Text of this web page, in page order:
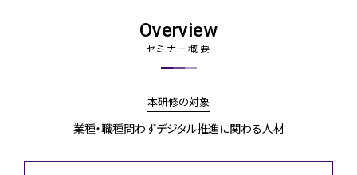
Overview
セミナー概要
本研修の対象
業種・職種問わずデジタル推進に関わる人材